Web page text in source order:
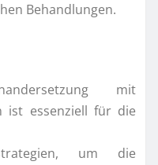
Behandlungen.
mit
ist essenziell für die
um die